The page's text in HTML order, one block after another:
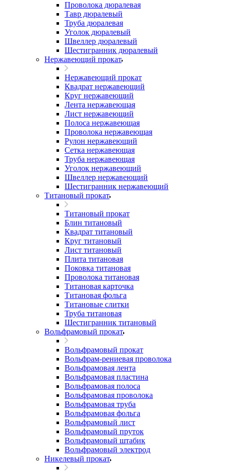
Проволока дюралевая
Тавр дюралевый
Труба дюралевая
Уголок дюралевый
Швеллер дюралевый
Шестигранник дюралевый
Нержавеющий прокат
Нержавеющий прокат
Квадрат нержавеющий
Круг нержавеющий
Лента нержавеющая
Лист нержавеющий
Полоса нержавеющая
Проволока нержавеющая
Рулон нержавеющий
Сетка нержавеющая
Труба нержавеющая
Уголок нержавеющий
Швеллер нержавеющий
Шестигранник нержавеющий
Титановый прокат
Титановый прокат
Блин титановый
Квадрат титановый
Круг титановый
Лист титановый
Плита титановая
Поковка титановая
Проволока титановая
Титановая карточка
Титановая фольга
Титановые слитки
Труба титановая
Шестигранник титановый
Вольфрамовый прокат
Вольфрамовый прокат
Вольфрам-рениевая проволока
Вольфрамовая лента
Вольфрамовая пластина
Вольфрамовая полоса
Вольфрамовая проволока
Вольфрамовая труба
Вольфрамовая фольга
Вольфрамовый лист
Вольфрамовый пруток
Вольфрамовый штабик
Вольфрамовый электрод
Никелевый прокат